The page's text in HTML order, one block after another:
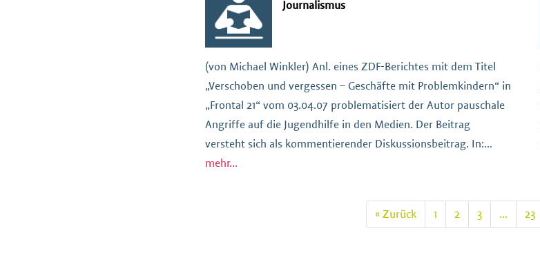
Journalismus
(von Michael Winkler) Anl. eines ZDF-Berichtes mit dem Titel
„Verschoben und vergessen – Geschäfte mit Problemkindern“ in
„Frontal 21“ vom 03.04.07 problematisiert der Autor pauschale
Angriffe auf die Jugendhilfe in den Medien. Der Beitrag
versteht sich als kommentierender Diskussionsbeitrag. In:
Forum Erziehungshilfen, 13. Jahrgang 2007, Heft 3, S. 172ff
mehr...
« Zurück 1 2 3 … 23